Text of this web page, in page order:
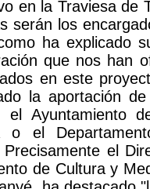
en la Traviesa de
serán los
ha explicado
que nos han
en este
la aportación
el Ayuntamiento
o el
el
de Cultura y